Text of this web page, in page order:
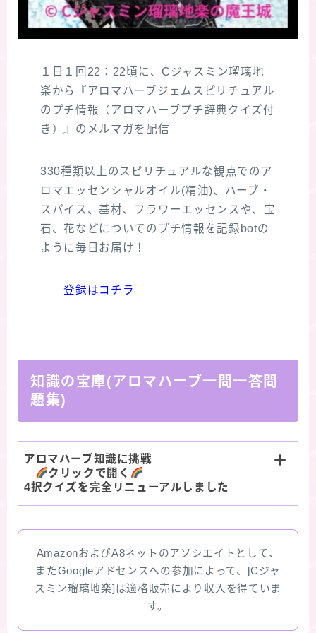
１日１回22：22頃に、Cジャスミン瑠璃地
楽から『アロマハーブジェムスピリチュアル
のプチ情報（アロマハーブプチ辞典クイズ付
き）』のメルマガを配信
330種類以上のスピリチュアルな観点でのア
ロマエッセンシャルオイル(精油)、ハーブ・
スパイス、基材、フラワーエッセンスや、宝
石、花などについてのプチ情報を記録botの
ように毎日お届け！
登録はコチラ
知識の宝庫(アロマハーブ一問一答問
題集)
アロマハーブ知識に挑戦
クリックで開く
4択クイズを完全リニューアルしました
AmazonおよびA8ネットのアソシエイトとして、
またGoogleアドセンスへの参加によって、[Cジャ
スミン瑠璃地楽]は適格販売により収入を得ていま
す。